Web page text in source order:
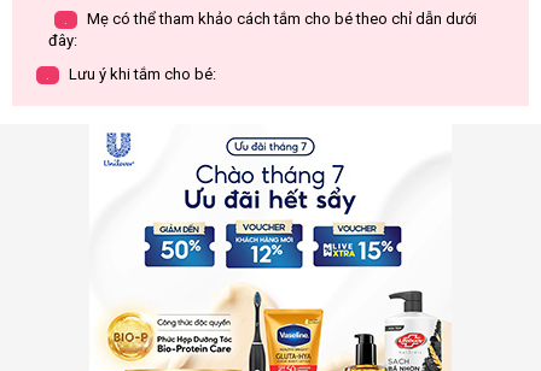
.
Mẹ có thể tham khảo cách tắm cho bé theo chỉ dẫn dưới
đây:
. Lưu ý khi tắm cho bé: